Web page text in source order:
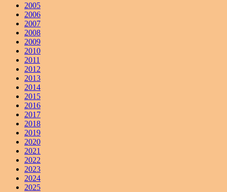
2005
2006
2007
2008
2009
2010
2011
2012
2013
2014
2015
2016
2017
2018
2019
2020
2021
2022
2023
2024
2025